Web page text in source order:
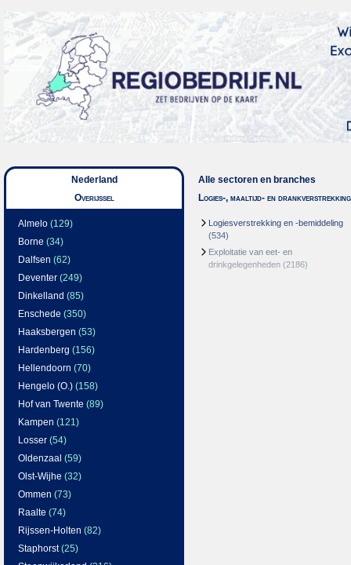
Nederland
Overijssel
Almelo (129)
Borne (34)
Dalfsen (62)
Deventer (249)
Dinkelland (85)
Enschede (350)
Haaksbergen (53)
Hardenberg (156)
Hellendoorn (70)
Hengelo (O.) (158)
Hof van Twente (89)
Kampen (121)
Losser (54)
Oldenzaal (59)
Olst-Wijhe (32)
Ommen (73)
Raalte (74)
Rijssen-Holten (82)
Staphorst(25)
Alle sectoren en branches
Logies-, maaltijd- en drankverstrekking
Logiesverstrekking en -bemiddeling
(534)
Exploitatie van eet- en
drinkgelegenheden (2186)